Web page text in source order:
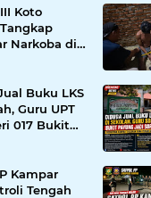
Koto
Narkoba di
Bungsu
Buku LKS
Guru UPT
017 Bukit
Sorotan,
Tidak
Izin
Kampar
Tengah